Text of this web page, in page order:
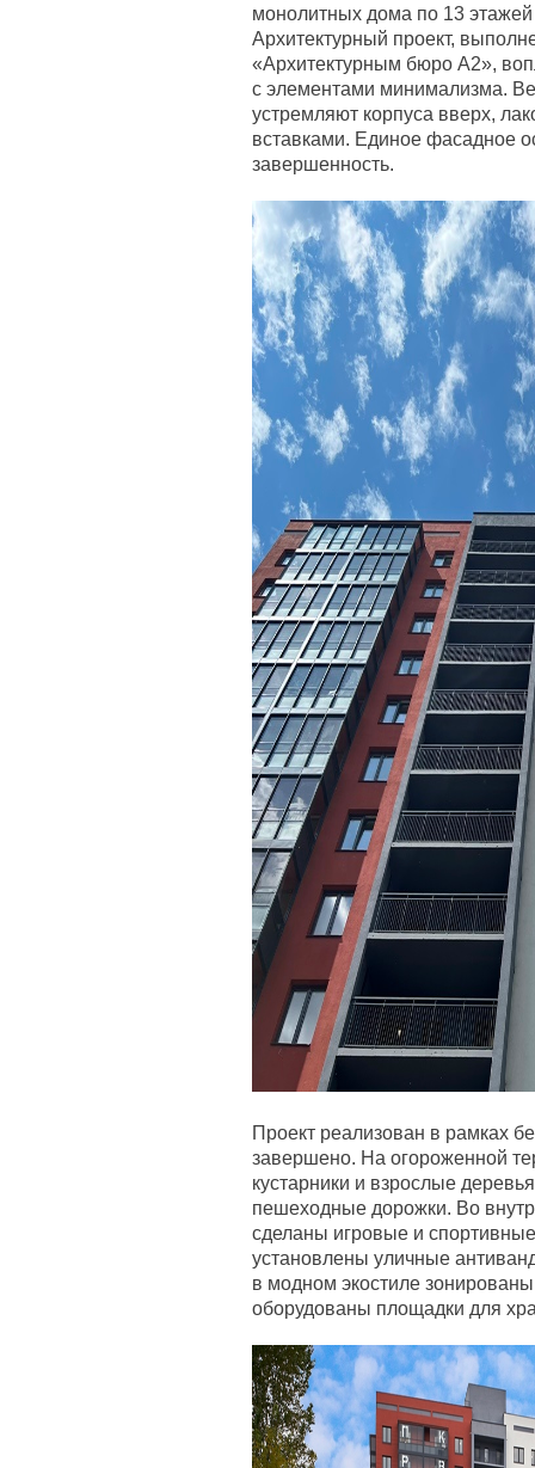
монолитных дома по 13
Архитектурный проект,
«Архитектурным бюро A2»,
с элементами минимализма.
устремляют корпуса вверх,
вставками. Единое фасадное
завершенность.
Проект реализован в рамках
завершено. На огороженной
кустарники и взрослые
пешеходные дорожки. Во
сделаны игровые и
установлены уличные
в модном экостиле
оборудованы площадки для